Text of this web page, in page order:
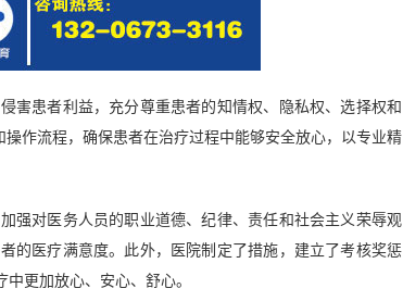
患者利益，充分尊重患者的知情权、隐私权、选择权和
作流程，确保患者在治疗过程中能够安全放心，以专业精
对医务人员的职业道德、纪律、责任和社会主义荣辱观
的医疗满意度。此外，医院制定了措施，建立了考核奖惩
更加放心、安心、舒心。